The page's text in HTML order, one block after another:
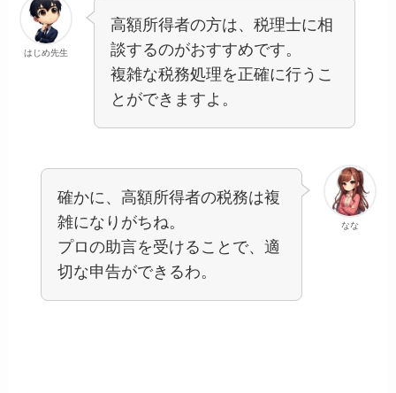
はじめ先生
高額所得者の方は、税理士に相
談するのがおすすめです。
複雑な税務処理を正確に行うこ
とができますよ。
なな
確かに、高額所得者の税務は複
雑になりがちね。
プロの助言を受けることで、適
切な申告ができるわ。